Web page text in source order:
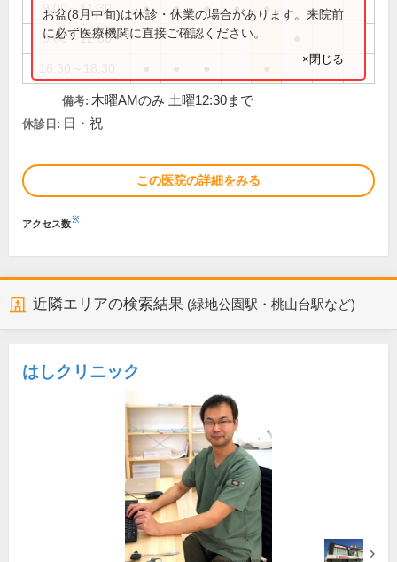
9:00～11:30 ● ● ● ● ●
9:00～12:30
お盆(8月中旬)は休診・休業の場合があります。来院前
に必ず医療機関に直接ご確認ください。
×閉じる
備考: 木曜AMのみ 土曜12:30まで
休診日: 日・祝
この医院の詳細をみる
アクセス数※
近隣エリアの検索結果 (緑地公園駅・桃山台駅など)
はしクリニック